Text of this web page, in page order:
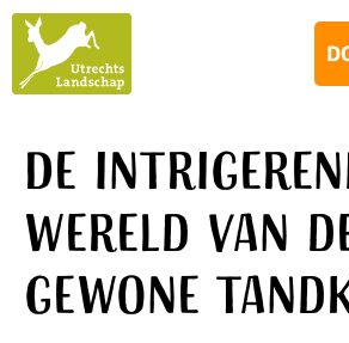
De
wereld van
gewone